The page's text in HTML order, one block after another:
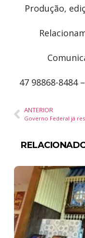
Produção,
47 98868-8484 –
ANTERIOR